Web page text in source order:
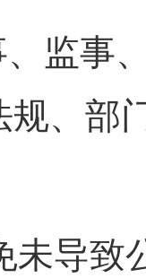
监事
、部
未导致